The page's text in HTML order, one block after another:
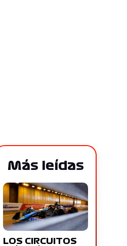
Más leídas
LOS CIRCUITOS